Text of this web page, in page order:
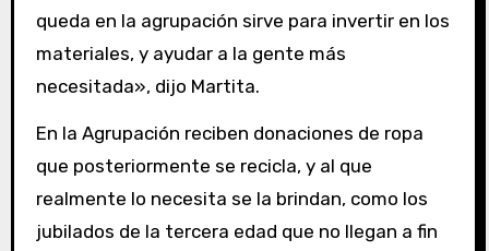
queda en la agrupación sirve para invertir en los
materiales, y ayudar a la gente más
necesitada», dijo Martita.
En la Agrupación reciben donaciones de ropa
que posteriormente se recicla, y al que
realmente lo necesita se la brindan, como los
jubilados de la tercera edad que no llegan a fin